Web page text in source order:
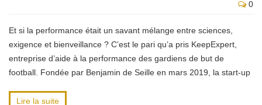
0
Et si la performance était un savant mélange entre sciences,
exigence et bienveillance ? C’est le pari qu’a pris KeepExpert,
entreprise d’aide à la performance des gardiens de but de
football. Fondée par Benjamin de Seille en mars 2019, la start-up
Lire la suite